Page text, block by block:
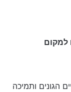
למקום
הגונים ותמיכה